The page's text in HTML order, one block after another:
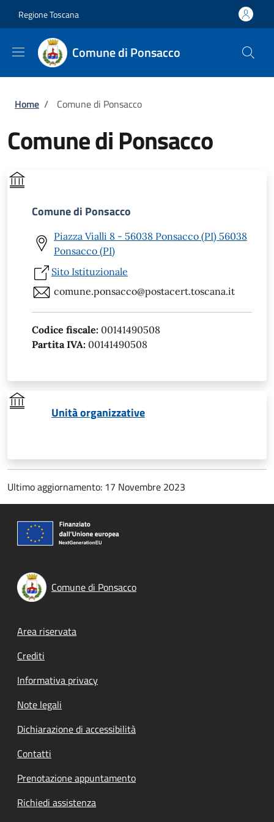
Regione Toscana
Comune di Ponsacco
Briciole di pane
Home / Comune di Ponsacco
Comune di Ponsacco
Comune di Ponsacco
Piazza Vialli 8 - 56038 Ponsacco (PI) 56038
Ponsacco (PI)
Sito Istituzionale
comune.ponsacco@postacert.toscana.it
Codice fiscale: 00141490508
Partita IVA: 00141490508
Unità organizzative
Ultimo aggiornamento: 17 Novembre 2023
Comune di Ponsacco
Footer menu
Area riservata
Crediti
Informativa privacy
Note legali
Dichiarazione di accessibilità
Contatti
Prenotazione appuntamento
Richiedi assistenza